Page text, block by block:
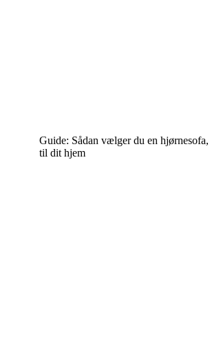
Guide: Sådan vælger du en hjørnesofa,
til dit hjem